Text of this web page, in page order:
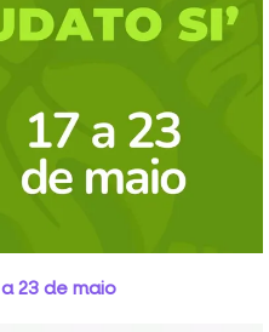
23 de maio